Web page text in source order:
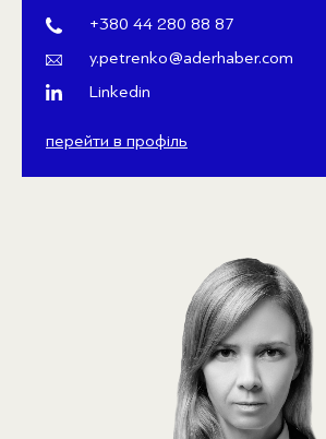
+380 44 280 88 87
y.petrenko@aderhaber.com
Linkedin
перейти в профіль